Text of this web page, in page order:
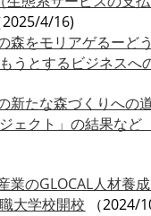
2025/4/16)
森をモリアゲるーど
うとするビジネスへ
新たな森づくりへの
ェクト」の結果など
業のGLOCAL人材養
大学校開校 （2024/